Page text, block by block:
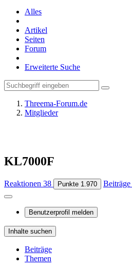
Alles
Artikel
Seiten
Forum
Erweiterte Suche
Threema-Forum.de
Mitglieder
KL7000F
Reaktionen 38 Punkte 1.970 Beiträge
Benutzerprofil melden
Inhalte suchen
Beiträge
Themen